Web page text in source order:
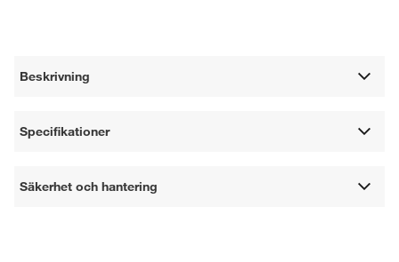
Beskrivning
Specifikationer
Säkerhet och hantering